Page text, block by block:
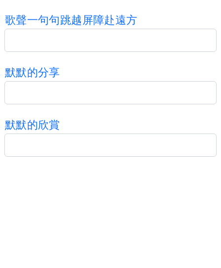
歌聲一句句跳越屏障赴遠方
默默的分享
默默的欣賞